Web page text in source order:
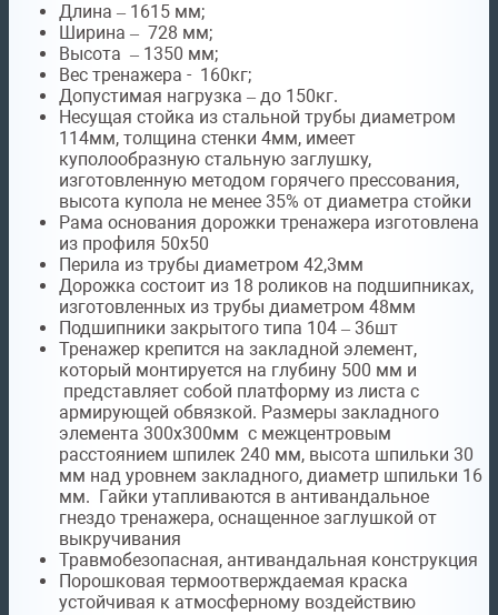
Длина – 1615 мм;
Ширина – 728 мм;
Высота – 1350 мм;
Вес тренажера - 160кг;
Допустимая нагрузка – до 150кг.
Несущая стойка из стальной трубы диаметром
114мм, толщина стенки 4мм, имеет
куполообразную стальную заглушку,
изготовленную методом горячего прессования,
высота купола не менее 35% от диаметра стойки
Рама основания дорожки тренажера изготовлена
из профиля 50х50
Перила из трубы диаметром 42,3мм
Дорожка состоит из 18 роликов на подшипниках,
изготовленных из трубы диаметром 48мм
Подшипники закрытого типа 104 – 36шт
Тренажер крепится на закладной элемент,
который монтируется на глубину 500 мм и
представляет собой платформу из листа с
армирующей обвязкой. Размеры закладного
элемента 300х300мм с межцентровым
расстоянием шпилек 240 мм, высота шпильки 30
мм над уровнем закладного, диаметр шпильки 16
мм. Гайки утапливаются в антивандальное
гнездо тренажера, оснащенное заглушкой от
выкручивания
Травмобезопасная, антивандальная конструкция
Порошковая термоотверждаемая краска
устойчивая к атмосферному воздействию